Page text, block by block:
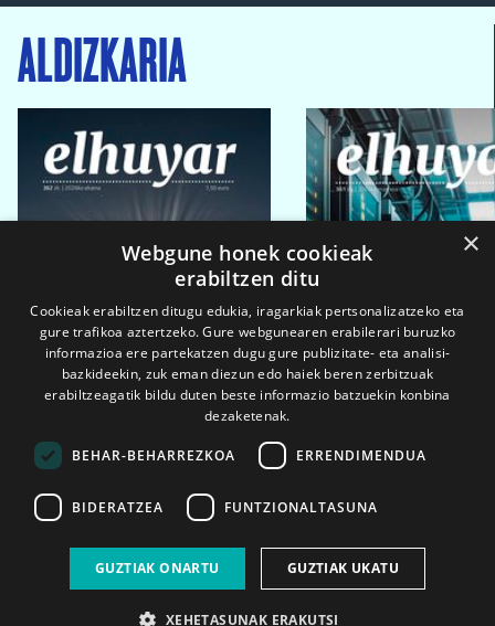
ALDIZKARIA
2026ko eka. 1a 2026ko mar. 1a
×
Webgune honek cookieak
erabiltzen ditu
Cookieak erabiltzen ditugu edukia, iragarkiak pertsonalizatzeko eta
gure trafikoa aztertzeko. Gure webgunearen erabilerari buruzko
informazioa ere partekatzen dugu gure publizitate- eta analisi-
bazkideekin, zuk eman diezun edo haiek beren zerbitzuak
erabiltzeagatik bildu duten beste informazio batzuekin konbina
dezaketenak.
BEHAR-BEHARREZKOA ERRENDIMENDUA
BIDERATZEA FUNTZIONALTASUNA
GUZTIAK ONARTU GUZTIAK UKATU
XEHETASUNAK ERAKUTSI